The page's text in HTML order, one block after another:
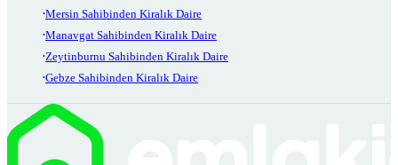
Mersin Sahibinden Kiralık Daire
Manavgat Sahibinden Kiralık Daire
Zeytinburnu Sahibinden Kiralık Daire
Gebze Sahibinden Kiralık Daire